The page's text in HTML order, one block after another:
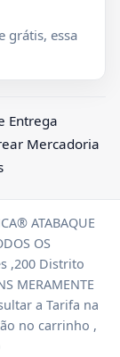
grátis, essa
Entrega
Mercadoria
ATABAQUE
OS
,200 Distrito
MERAMENTE
a Tarifa na
no carrinho ,